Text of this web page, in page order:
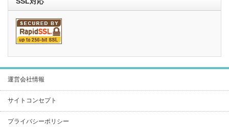
運営会社情報
サイトコンセプト
プライバシーポリシー